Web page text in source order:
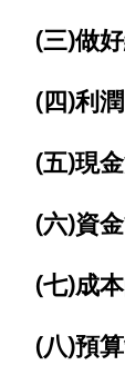
(三)做
(四)利
(五)現
(六)資
(七)成
(八)預